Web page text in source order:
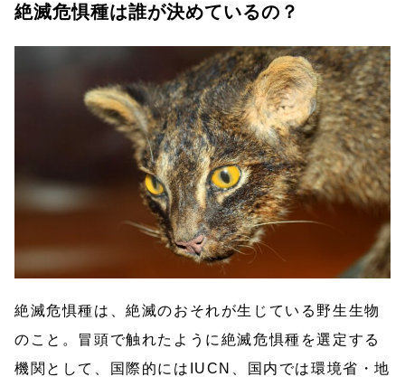
絶滅危惧種は誰が決めているの？
絶滅危惧種は、絶滅のおそれが生じている野生生物
のこと。冒頭で触れたように絶滅危惧種を選定する
機関として、国際的にはIUCN、国内では環境省・地